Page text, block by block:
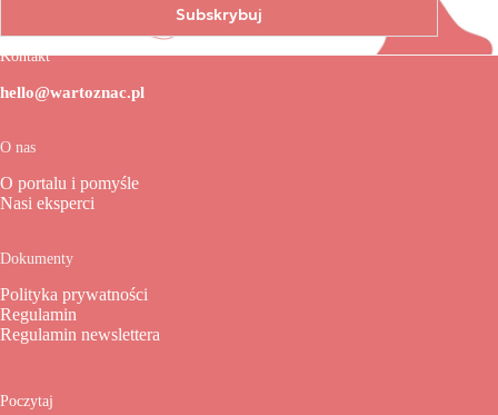
Kontakt
hello@wartoznac.pl
O nas
O portalu i pomyśle
Nasi eksperci
Dokumenty
Polityka prywatności
Regulamin
Regulamin newslettera
Poczytaj